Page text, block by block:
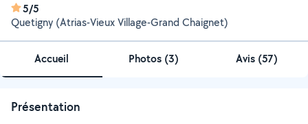
5/5
Quetigny (Atrias-Vieux Village-Grand Chaignet)
Accueil Photos (3) Avis (57)
Présentation